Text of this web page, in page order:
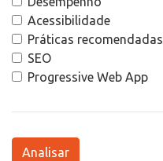
Acessibilidade
Práticas recomendadas
SEO
Progressive Web App
Analisar